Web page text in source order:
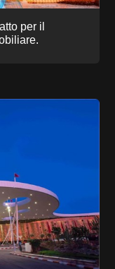
per il